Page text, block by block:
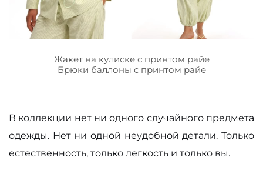
Жакет на кулиске с принтом райе
Брюки баллоны с принтом райе
В коллекции нет ни одного случайного предмета
одежды. Нет ни одной неудобной детали. Только
естественность, только легкость и только вы.